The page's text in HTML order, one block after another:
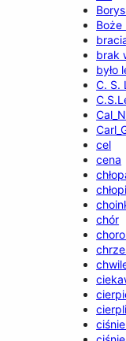
Boże
brak
było
C. S.
cel
cena
chór